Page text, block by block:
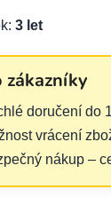
3 let
zákazníky
doručení do
vrácení
nákup –